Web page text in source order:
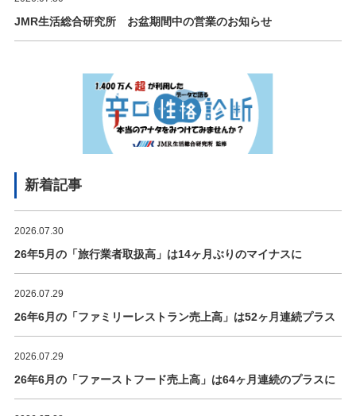
JMR生活総合研究所 お盆期間中の営業のお知らせ
新着記事
2026.07.30
26年5月の「旅行業者取扱高」は14ヶ月ぶりのマイナスに
2026.07.29
26年6月の「ファミリーレストラン売上高」は52ヶ月連続プラス
2026.07.29
26年6月の「ファーストフード売上高」は64ヶ月連続のプラスに